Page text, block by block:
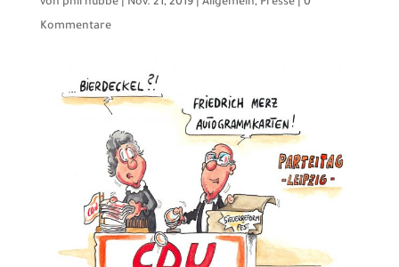
von phil hubbe| Nov. 21, 2019| Allgemein, Presse| 0
Kommentare